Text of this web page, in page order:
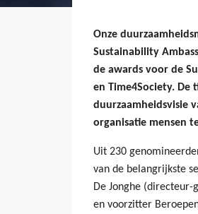
Onze
Sustainability
de awards voor de
en Time4Society. De
duurzaamheidsvisie
organisatie mensen
Uit 230
van de belangrijkste
De Jonghe (directeur-
en voorzitter